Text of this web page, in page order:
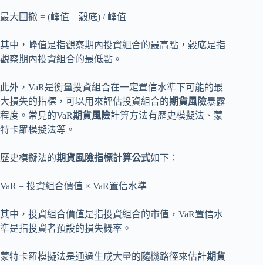
最大回撤 = (峰值 – 穀底) / 峰值
其中，峰值是指觀察期內投資組合的最高點，穀底是指
觀察期內投資組合的最低點。
此外，VaR是衡量投資組合在一定置信水準下可能的最
大損失的指標，可以用來評估投資組合的期貨風險暴露
程度。常見的VaR期貨風險計算方法有歷史模擬法、蒙
特卡羅模擬法等。
歷史模擬法的期貨風險指標計算公式如下：
VaR = 投資組合價值 × VaR置信水準
其中，投資組合價值是指投資組合的市值，VaR置信水
準是指投資者預設的損失概率。
蒙特卡羅模擬法是通過生成大量的隨機路徑來估計期貨